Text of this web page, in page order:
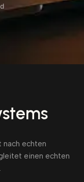
nach echten
einen echten